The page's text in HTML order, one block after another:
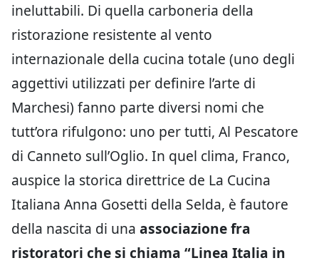
ineluttabili. Di quella carboneria della
ristorazione resistente al vento
internazionale della cucina totale (uno degli
aggettivi utilizzati per definire l’arte di
Marchesi) fanno parte diversi nomi che
tutt’ora rifulgono: uno per tutti, Al Pescatore
di Canneto sull’Oglio. In quel clima, Franco,
auspice la storica direttrice de La Cucina
Italiana Anna Gosetti della Selda, è fautore
della nascita di una associazione fra
ristoratori che si chiama “Linea Italia in